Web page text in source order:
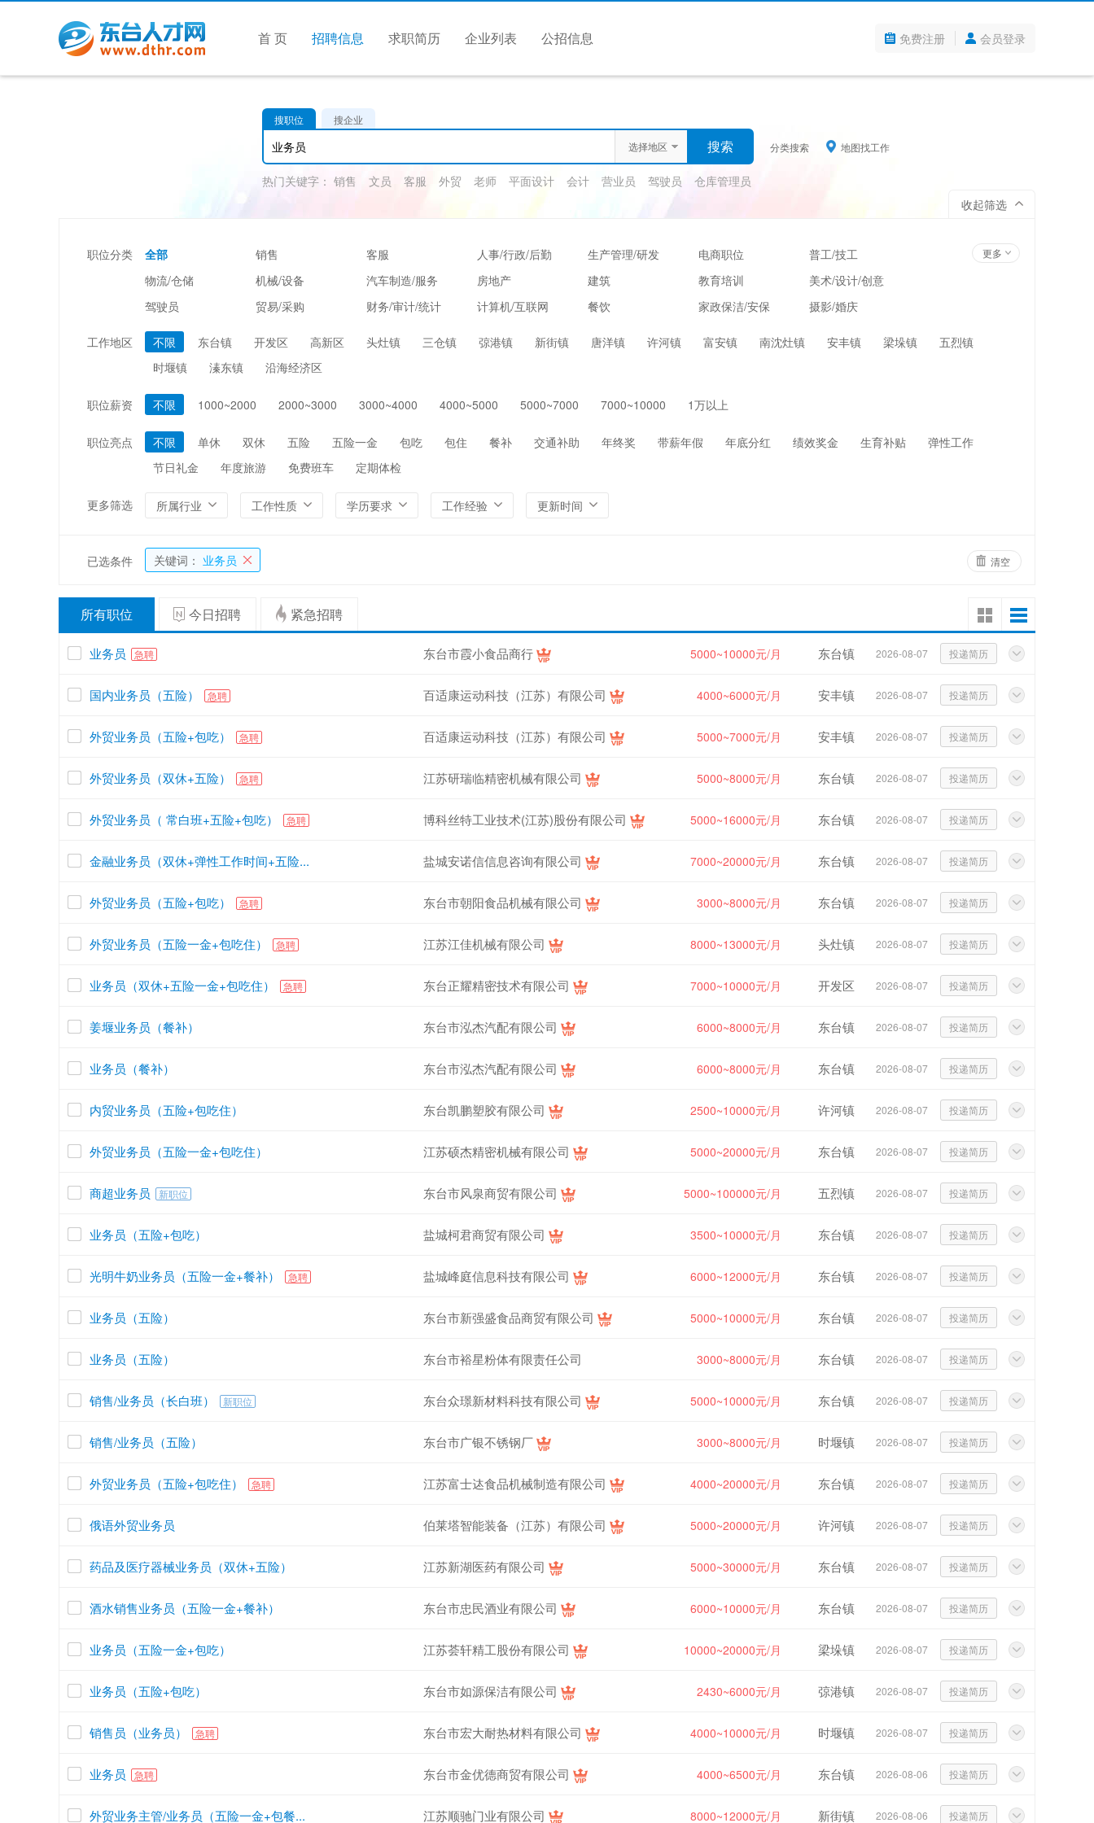
首 页 招聘信息 求职简历 企业列表 公招信息 免费注册 会员登录
搜职位
搜企业
选择地区
分类搜索 地图找工作
热门关键字： 销售 文员 客服 外贸 老师 平面设计 会计 营业员 驾驶员
仓库管理员
收起筛选
职位分类 全部 销售 客服 人事/行政/后勤 生产管理/研发 电商职位
普工/技工
物流/仓储
机械/设备 汽车制造/服务 房地产 建筑 教育培训
美术/设计/创意
驾驶员
贸易/采购 财务/审计/统计 计算机/互联网 餐饮 家政保洁/安保
摄影/婚庆
美容/美发
市场/媒介/公关
广告/会展/咨询
能源/电力/矿产
环保 农/林/牧/渔业 其他
更多
工作地区 不限 东台镇 开发区 高新区 头灶镇 三仓镇 弶港镇 新街镇 唐洋镇 许河镇 富安镇 南沈灶镇 安丰镇 梁垛镇
五烈镇
时堰镇
溱东镇 沿海经济区
职位薪资 不限 1000~2000 2000~3000 3000~4000 4000~5000 5000~7000 7000~10000 1万以上
职位亮点 不限 单休 双休 五险 五险一金 包吃 包住 餐补 交通补助 年终奖 带薪年假 年底分红 绩效奖金 生育补贴
弹性工作
节日礼金
年度旅游 免费班车 定期体检
更多筛选 所属行业 工作性质 学历要求 工作经验 更新时间
已选条件 关键词： 业务员 清空
所有职位 今日招聘 紧急招聘
业务员 急聘 东台市霞小食品商行 5000~10000元/月 东台镇 2026-08-07 投递简历
国内业务员（五险） 急聘 百适康运动科技（江苏）有限公司 4000~6000元/月 安丰镇 2026-08-07 投递简历
外贸业务员（五险+包吃） 急聘 百适康运动科技（江苏）有限公司 5000~7000元/月 安丰镇 2026-08-07 投递简历
外贸业务员（双休+五险） 急聘 江苏研瑞临精密机械有限公司 5000~8000元/月 东台镇 2026-08-07 投递简历
外贸业务员（ 常白班+五险+包吃） 急聘 博科丝特工业技术(江苏)股份有限公司 5000~16000元/月 东台镇 2026-08-07 投递简历
金融业务员（双休+弹性工作时间+五险... 盐城安诺信信息咨询有限公司 7000~20000元/月 东台镇 2026-08-07 投递简历
外贸业务员（五险+包吃） 急聘 东台市朝阳食品机械有限公司 3000~8000元/月 东台镇 2026-08-07 投递简历
外贸业务员（五险一金+包吃住） 急聘 江苏江佳机械有限公司 8000~13000元/月 头灶镇 2026-08-07 投递简历
业务员（双休+五险一金+包吃住） 急聘 东台正耀精密技术有限公司 7000~10000元/月 开发区 2026-08-07 投递简历
姜堰业务员（餐补） 东台市泓杰汽配有限公司 6000~8000元/月 东台镇 2026-08-07 投递简历
业务员（餐补） 东台市泓杰汽配有限公司 6000~8000元/月 东台镇 2026-08-07 投递简历
内贸业务员（五险+包吃住） 东台凯鹏塑胶有限公司 2500~10000元/月 许河镇 2026-08-07 投递简历
外贸业务员（五险一金+包吃住） 江苏硕杰精密机械有限公司 5000~20000元/月 东台镇 2026-08-07 投递简历
商超业务员 新职位 东台市风泉商贸有限公司 5000~100000元/月 五烈镇 2026-08-07 投递简历
业务员（五险+包吃） 盐城柯君商贸有限公司 3500~10000元/月 东台镇 2026-08-07 投递简历
光明牛奶业务员（五险一金+餐补） 急聘 盐城峰庭信息科技有限公司 6000~12000元/月 东台镇 2026-08-07 投递简历
业务员（五险） 东台市新强盛食品商贸有限公司 5000~10000元/月 东台镇 2026-08-07 投递简历
业务员（五险） 东台市裕星粉体有限责任公司 3000~8000元/月 东台镇 2026-08-07 投递简历
销售/业务员（长白班） 新职位 东台众璟新材料科技有限公司 5000~10000元/月 东台镇 2026-08-07 投递简历
销售/业务员（五险） 东台市广银不锈钢厂 3000~8000元/月 时堰镇 2026-08-07 投递简历
外贸业务员（五险+包吃住） 急聘 江苏富士迏食品机械制造有限公司 4000~20000元/月 东台镇 2026-08-07 投递简历
俄语外贸业务员 伯莱塔智能装备（江苏）有限公司 5000~20000元/月 许河镇 2026-08-07 投递简历
药品及医疗器械业务员（双休+五险） 江苏新湖医药有限公司 5000~30000元/月 东台镇 2026-08-07 投递简历
酒水销售业务员（五险一金+餐补） 东台市忠民酒业有限公司 6000~10000元/月 东台镇 2026-08-07 投递简历
业务员（五险一金+包吃） 江苏荟轩精工股份有限公司 10000~20000元/月 梁垛镇 2026-08-07 投递简历
业务员（五险+包吃） 东台市如源保洁有限公司 2430~6000元/月 弶港镇 2026-08-07 投递简历
销售员（业务员） 急聘 东台市宏大耐热材料有限公司 4000~10000元/月 时堰镇 2026-08-07 投递简历
业务员 急聘 东台市金优德商贸有限公司 4000~6500元/月 东台镇 2026-08-06 投递简历
外贸业务主管/业务员（五险一金+包餐... 江苏顺驰门业有限公司 8000~12000元/月 新街镇 2026-08-06 投递简历